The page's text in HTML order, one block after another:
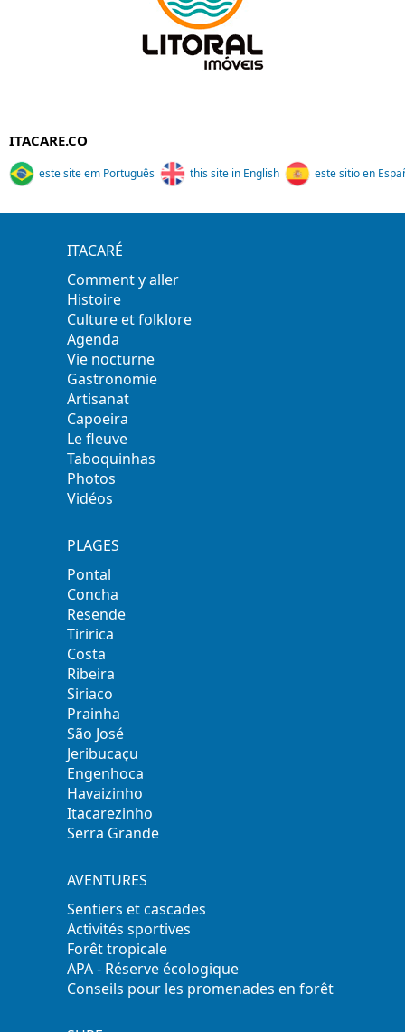
ITACARE.CO
este site em Português this site in English este sitio en
ITACARÉ
Comment y aller
Histoire
Culture et folklore
Agenda
Vie nocturne
Gastronomie
Artisanat
Capoeira
Le fleuve
Taboquinhas
Photos
Vidéos
PLAGES
Pontal
Concha
Resende
Tiririca
Costa
Ribeira
Siriaco
Prainha
São José
Jeribucaçu
Engenhoca
Havaizinho
Itacarezinho
Serra Grande
AVENTURES
Sentiers et cascades
Activités sportives
Forêt tropicale
APA - Réserve écologique
Conseils pour les promenades en forêt